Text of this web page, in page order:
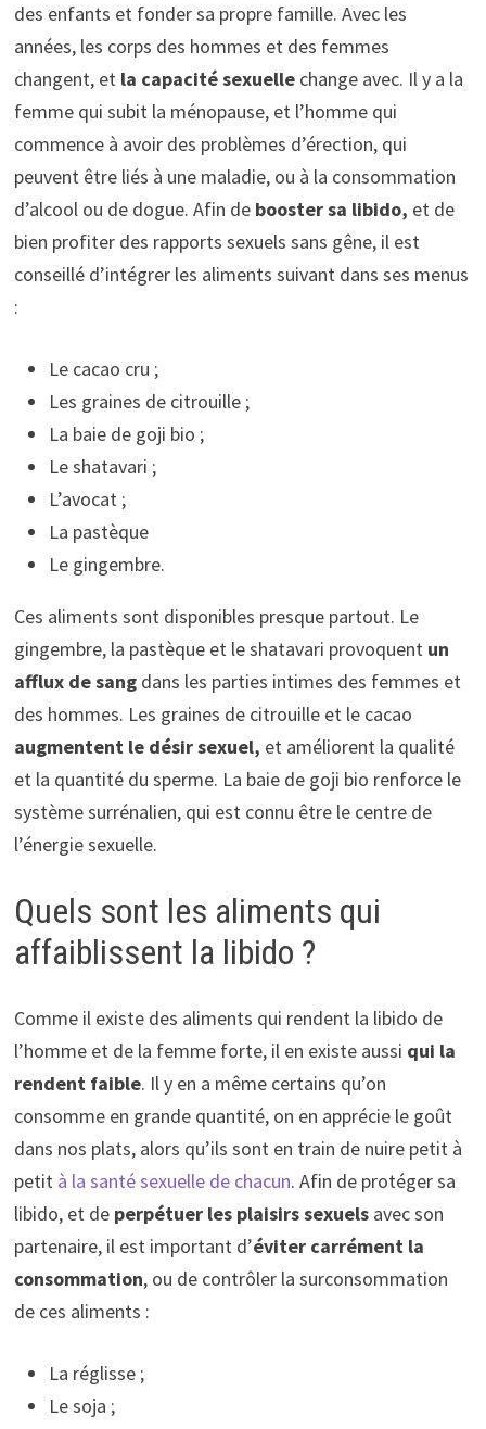
des enfants et fonder sa propre famille. Avec les
années, les corps des hommes et des femmes
changent, et la capacitésexuellechange avec. Il y a la
femme qui subit la ménopause, et l’homme qui
commence à avoir des problèmes d’érection, qui
peuvent être liés à une maladie, ou à la consommation
d’alcool ou de dogue. Afin de booster sa libido, et de
bien profiter des rapports sexuels sans gêne, il est
conseillé d’intégrer les aliments suivant dans ses menus
:
Le cacao cru ;
Les graines de citrouille ;
La baie de goji bio ;
Le shatavari ;
L’avocat ;
La pastèque
Le gingembre.
Ces aliments sont disponibles presque partout. Le
gingembre, la pastèque et le shatavari provoquent un
afflux de sang dans les parties intimes des femmes et
des hommes. Les graines de citrouille et le cacao
augmentent le désir sexuel, et améliorent la qualité
et la quantité du sperme. La baie de goji bio renforce le
système surrénalien, qui est connu être le centre de
l’énergie sexuelle.
Quels sont les aliments qui
affaiblissent la libido ?
Comme il existe des aliments qui rendent la libido de
l’homme et de la femme forte, il en existe aussi qui la
rendent faible. Il y en a même certains qu’on
consomme en grande quantité, on en apprécie le goût
dans nos plats, alors qu’ils sont en train de nuire petit à
petit à la santé sexuelle de chacun. Afin de protéger sa
libido, et de perpétuer les plaisirs sexuelsavec son
partenaire, il est important d’éviter carrément la
consommation, ou de contrôler la surconsommation
de ces aliments :
La réglisse ;
Le soja ;